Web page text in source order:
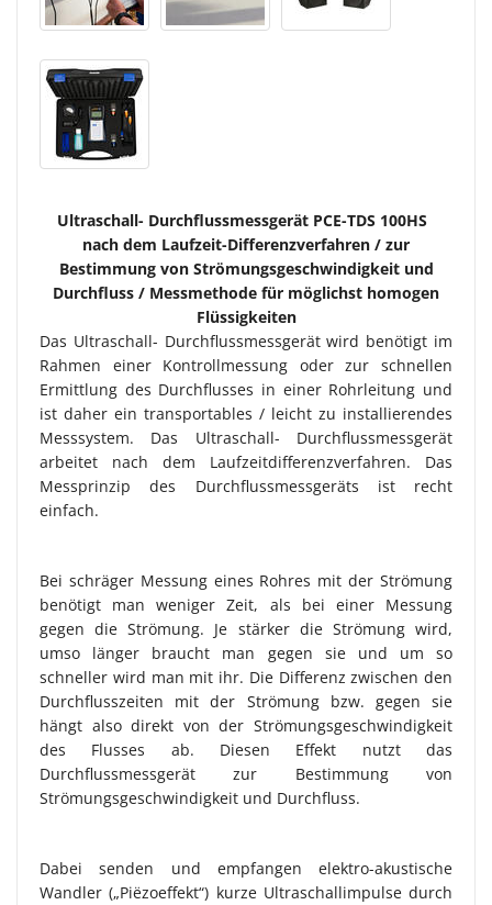
Ultraschall- Durchflussmessgerät PCE-TDS 100HS
nach dem Laufzeit-Differenzverfahren / zur
Bestimmung von Strömungsgeschwindigkeit und
Durchfluss / Messmethode für möglichst homogen
Flüssigkeiten
Das Ultraschall- Durchflussmessgerät wird benötigt im
Rahmen einer Kontrollmessung oder zur schnellen
Ermittlung des Durchflusses in einer Rohrleitung und
ist daher ein transportables / leicht zu installierendes
Messsystem. Das Ultraschall- Durchflussmessgerät
arbeitet nach dem Laufzeitdifferenzverfahren. Das
Messprinzip des Durchflussmessgeräts ist recht
einfach.
Bei schräger Messung eines Rohres mit der Strömung
benötigt man weniger Zeit, als bei einer Messung
gegen die Strömung. Je stärker die Strömung wird,
umso länger braucht man gegen sie und um so
schneller wird man mit ihr. Die Differenz zwischen den
Durchflusszeiten mit der Strömung bzw. gegen sie
hängt also direkt von der Strömungsgeschwindigkeit
des Flusses ab. Diesen Effekt nutzt das
Durchflussmessgerät zur Bestimmung von
Strömungsgeschwindigkeit und Durchfluss.
Dabei senden und empfangen elektro-akustische
Wandler („Piëzoeffekt“) kurze Ultraschallimpulse durch